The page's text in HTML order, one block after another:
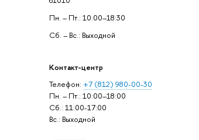
Пн. – Пт.: 10:00–18:30
Сб. – Вс.: Выходной
Контакт-центр
Телефон: +7 (812) 980-00-30
Пн. – Пт.: 10:00–18:00
Сб.: 11:00-17:00
Вс.: Выходной